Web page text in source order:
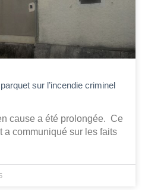
sur l’incendie criminel
cause a été prolongée. Ce
a communiqué sur les faits